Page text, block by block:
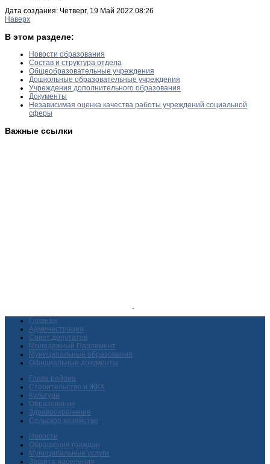
Дата создания: Четверг, 19 Май 2022 08:26
Наверх
В этом разделе:
Новости образования
Состав и структура отдела
Общеобразовательные учреждения
Дошкольные образовательные учреждения
Учреждения дополнительного образования
Документы
Независимая оценка качества работы учреждений социальной
сферы
Важные ссылки
Главная
Администрация
Совет депутатов
Молодежный Парламент
Муниципальные образования
Официальные документы
Глава района
Строительство и ЖКХ
Культура
Образование
Здравоохранение
Сельское хозяйство
Новости
Обращения граждан
Муниципальные услуги
Защита населения